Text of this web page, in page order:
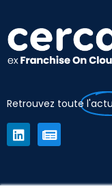
Retrouvez toute